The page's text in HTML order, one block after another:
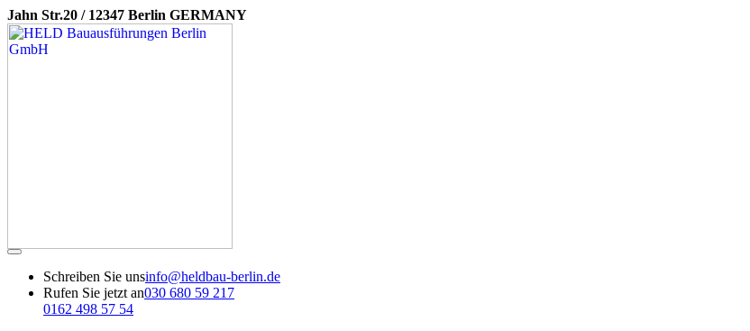
Jahn Str.20 / 12347 Berlin GERMANY
Schreiben Sie unsinfo@heldbau-berlin.de
Rufen Sie jetzt an030 680 59 217
0162 498 57 54